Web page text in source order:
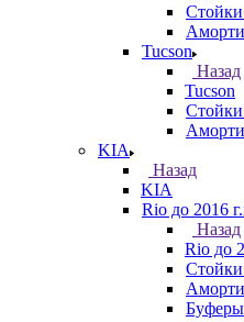
Стойки
Tucson
Назад
Tucson
Стойки
KIA
Назад
KIA
Rio до 2016
Назад
Rio до
Стойки
Буферы